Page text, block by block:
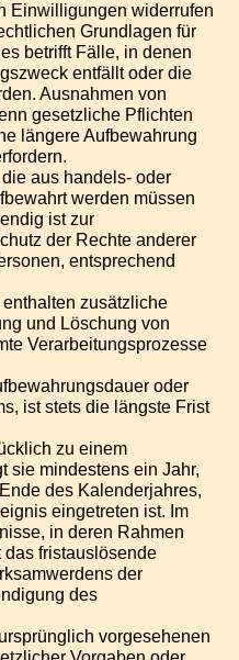
Einwilligungen widerrufen
Grundlagen für
betrifft Fälle, in denen
entfällt oder die
Ausnahmen von
gesetzliche Pflichten
längere Aufbewahrung
aus handels- oder
werden müssen
ist zur
der Rechte anderer
entsprechend
zusätzliche
und Löschung von
Verarbeitungsprozesse
oder
ist stets die längste Frist
zu einem
sie mindestens ein Jahr,
des Kalenderjahres,
eingetreten ist. Im
in deren Rahmen
das fristauslösende
der
des
vorgesehenen